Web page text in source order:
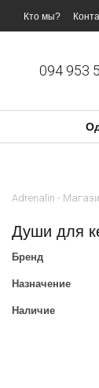
Перейти к
Кто мы?
094 953
Adrenalin -
Души для
Бренд
Назначение
Наличие